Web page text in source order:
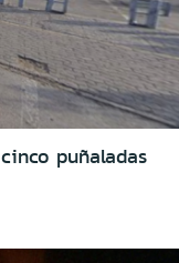
puñaladas